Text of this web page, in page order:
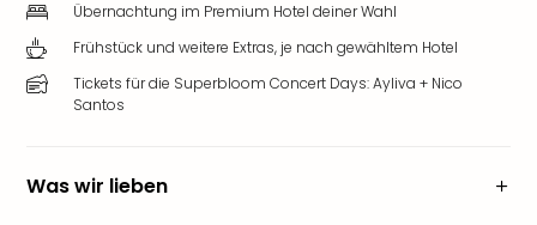
Übernachtung im Premium Hotel deiner Wahl
Frühstück und weitere Extras, je nach gewähltem Hotel
Tickets für die Superbloom Concert Days: Ayliva + Nico
Santos
Was wir lieben